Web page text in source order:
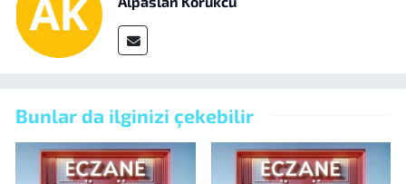
Bunlar da ilginizi çekebilir